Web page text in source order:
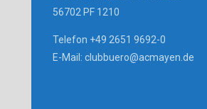
56702 PF 1210
Telefon +49 2651 9692-0
E-Mail: clubbuero@acmayen.de